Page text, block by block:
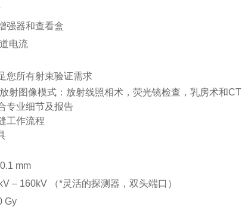
强器和查看盒
电流
您所有射束验证需求
射图像模式：放射线照相术，荧光镜检查，乳房术和CT
专业细节及报告
工作流程
mm
– 160kV （*灵活的探测器，双头端口）
Gy